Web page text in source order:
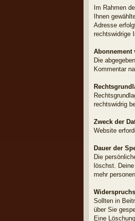
Im Rahmen
Ihnen
Adresse
rechtswidrige
Abonnement
Die
Kommentar
rechtswidrig
Zweck der
Website
Dauer der
Die
löschst.
mehr
Sollten in
über Sie
Eine